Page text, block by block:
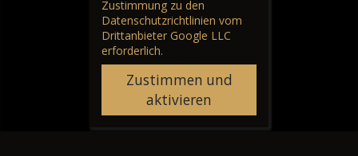
Zustimmung zu den
Datenschutzrichtlinien vom
Drittanbieter Google LLC
erforderlich.
Zustimmen und
aktivieren